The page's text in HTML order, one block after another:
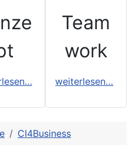
Team
work
weiterlesen…
CI4Business